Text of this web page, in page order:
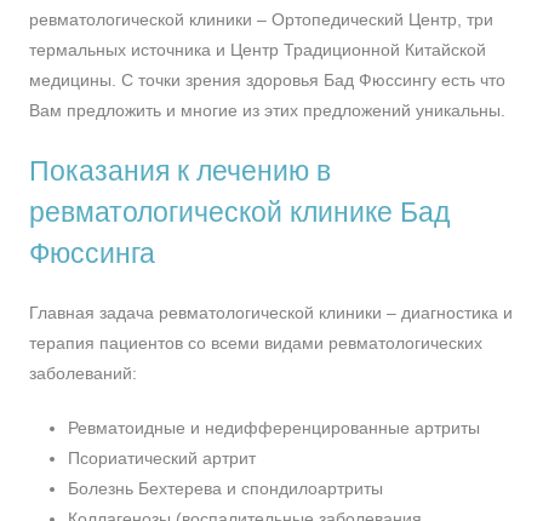
ревматологической клиники – Ортопедический Центр, три
термальных источника и Центр Традиционной Китайской
медицины. С точки зрения здоровья Бад Фюссингу есть что
Вам предложить и многие из этих предложений уникальны.
Показания к лечению в
ревматологической клинике Бад
Фюссинга
Главная задача ревматологической клиники – диагностика и
терапия пациентов со всеми видами ревматологических
заболеваний:
Ревматоидные и недифференцированные артриты
Псориатический артрит
Болезнь Бехтерева и спондилоартриты